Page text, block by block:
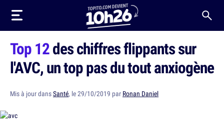
Top 12des chiffres flippants sur
l'AVC, un top pas du tout anxiogène
Mis à jour dansSanté, le 29/10/2019 par Ronan Daniel